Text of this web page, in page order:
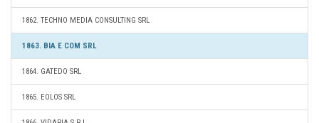
1862. TECHNO MEDIA CONSULTING SRL
1863. BIA E COM SRL
1864. GATEDO SRL
1865. EOLOS SRL